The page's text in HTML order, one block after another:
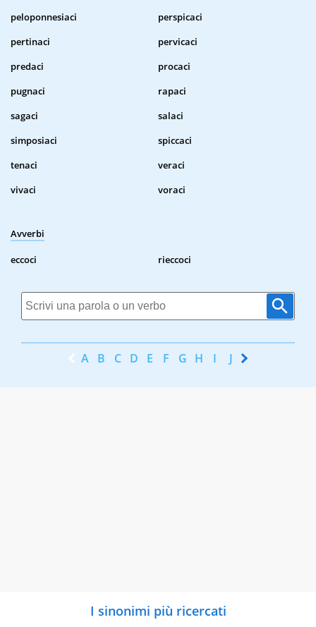
peloponnesiaci
perspicaci
pertinaci
pervicaci
predaci
procaci
pugnaci
rapaci
sagaci
salaci
simposiaci
spiccaci
tenaci
veraci
vivaci
voraci
Avverbi
eccoci rieccoci
A B C D E F G H I J K
I sinonimi più ricercati